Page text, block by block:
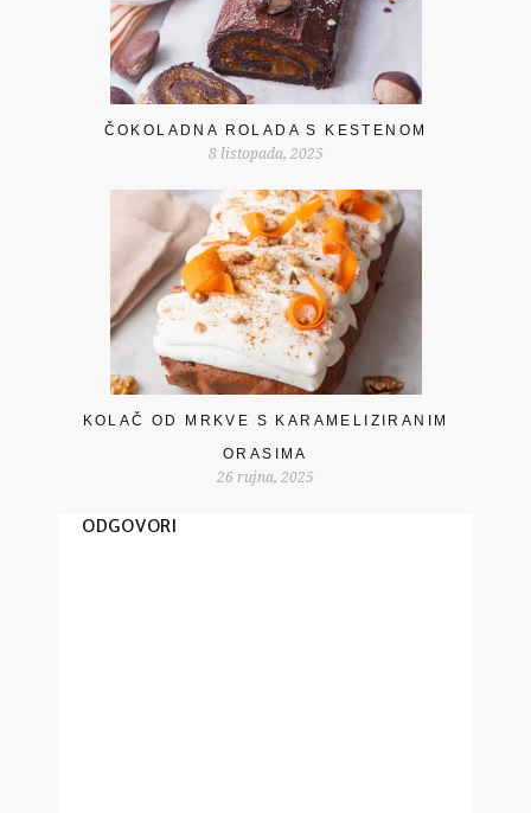
ČOKOLADNA ROLADA S KESTENOM
8 listopada, 2025
KOLAČ OD MRKVE S KARAMELIZIRANIM
ORASIMA
26 rujna, 2025
ODGOVORI